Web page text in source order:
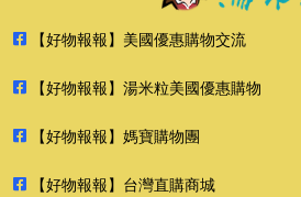
【好物報報】美國優惠購物交流
【好物報報】湯米粒美國優惠購物
【好物報報】媽寶購物團
【好物報報】台灣直購商城